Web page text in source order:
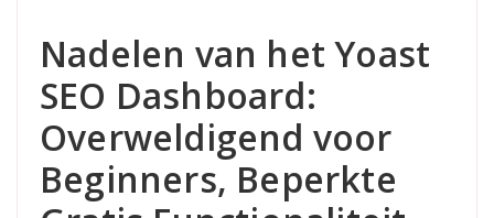
Nadelen van het Yoast
SEO Dashboard:
Overweldigend voor
Beginners, Beperkte